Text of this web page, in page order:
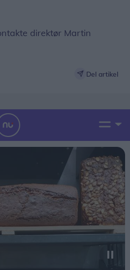
direktør Martin
Del artikel